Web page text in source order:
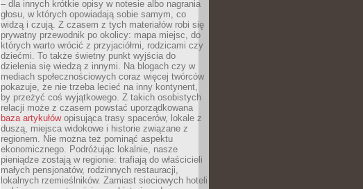
– dla innych krótkie opisy w notesie albo nagrania
głosu, w których opowiadają sobie samym, co
widzą i czują. Z czasem z tych materiałów robi się
prywatny przewodnik po okolicy: mapa miejsc, do
których warto wrócić z przyjaciółmi, rodzicami czy
dziećmi. To także świetny punkt wyjścia do
dzielenia się wiedzą z innymi. Na blogach czy w
mediach społecznościowych coraz więcej twórców
pokazuje, że nie trzeba lecieć na inny kontynent,
by przeżyć coś wyjątkowego. Z takich osobistych
relacji może z czasem powstać uporządkowana
baza artykułówopisująca trasy spacerów, lokale z
duszą, miejsca widokowe i historie związane z
regionem. Nie można też pominąć aspektu
ekonomicznego. Podróżując lokalnie, nasze
pieniądze zostają w regionie: trafiają do właścicieli
małych pensjonatów, rodzinnych restauracji,
lokalnych rzemieślników. Zamiast sieciowych hoteli